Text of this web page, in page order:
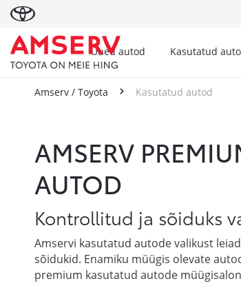
Uued autod Kasutatud
Amserv / Toyota Kasutatud autod
AMSERV
AUTOD
Kontrollitud ja sõiduks
Amservi kasutatud autode valikust
sõidukid. Enamiku müügis olevate
premium kasutatud autode